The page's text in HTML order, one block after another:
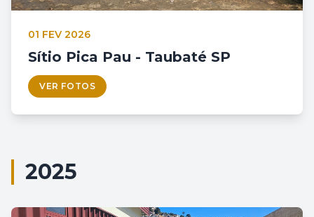
01 FEV 2026
Sítio Pica Pau - Taubaté SP
VER FOTOS
2025